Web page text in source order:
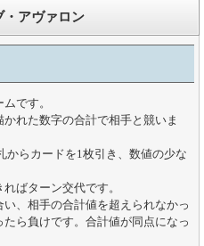
・アヴァロン
です。
れた数字の合計で相手と競いま
らカードを1枚引き、数値の少な
ばターン交代です。
、相手の合計値を超えられなかっ
ら負けです。合計値が同点になっ